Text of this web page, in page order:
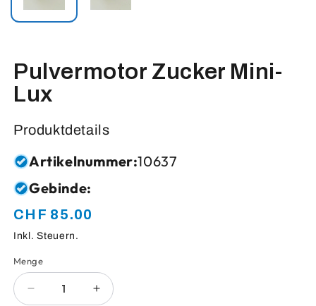
Pulvermotor Zucker Mini-
Lux
Produktdetails
Artikelnummer:10637
Gebinde:
Normaler
Preis
CHF 85.00
Inkl. Steuern.
Anzahl
Menge
Verringere
Erhöhe